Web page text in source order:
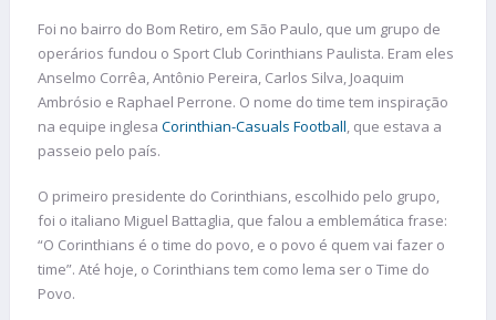
Foi no bairro do Bom Retiro, em São Paulo, que um grupo de
operários fundou o Sport Club Corinthians Paulista. Eram eles
Anselmo Corrêa, Antônio Pereira, Carlos Silva, Joaquim
Ambrósio e Raphael Perrone. O nome do time tem inspiração
na equipe inglesa Corinthian-Casuals Football, que estava a
passeio pelo país.
O primeiro presidente do Corinthians, escolhido pelo grupo,
foi o italiano Miguel Battaglia, que falou a emblemática frase:
“O Corinthians é o time do povo, e o povo é quem vai fazer o
time”. Até hoje, o Corinthians tem como lema ser o Time do
Povo.